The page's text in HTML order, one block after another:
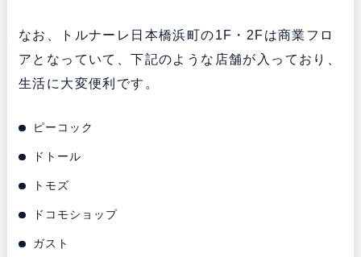
なお、トルナーレ日本橋浜町の1F・2Fは商業フロ
アとなっていて、下記のような店舗が入っており、
生活に大変便利です。
ピーコック
ドトール
トモズ
ドコモショップ
ガスト